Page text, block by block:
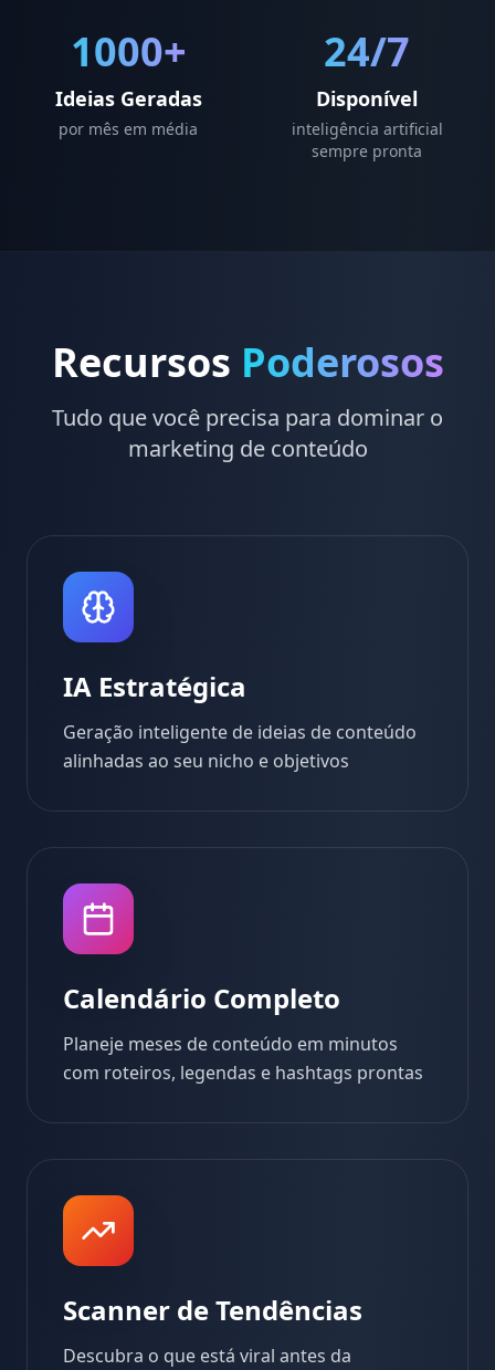
1000+
Ideias Geradas
por mês em média
24/7
Disponível
inteligência artificial
sempre pronta
Recursos Poderosos
Tudo que você precisa para dominar o
marketing de conteúdo
IA Estratégica
Geração inteligente de ideias de conteúdo
alinhadas ao seu nicho e objetivos
Calendário Completo
Planeje meses de conteúdo em minutos
com roteiros, legendas e hashtags prontas
Scanner de Tendências
Descubra o que está viral antes da